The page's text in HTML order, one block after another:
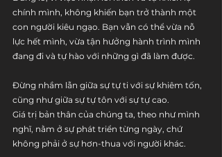
chính mình, không khiến bạn trở thành một
con người kiêu ngạo. Bạn vẫn có thể vừa nỗ
lực hết mình, vừa tận hưởng hành trình mình
đang đi và tự hào với những gì đã làm được.
Đừng nhầm lẫn giữa sự tự ti với sự khiêm tốn,
cũng như giữa sự tự tôn với sự tự cao.
Giá trị bản thân của chúng ta, theo như mình
nghĩ, nằm ở sự phát triển từng ngày, chứ
không phải ở sự hơn-thua với người khác.